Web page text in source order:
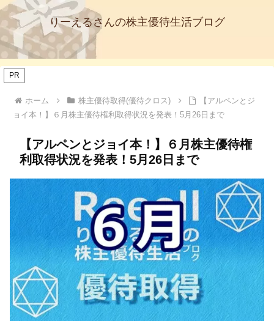
りーえるさんの株主優待生活ブログ
PR
ホーム 株主優待取得(優待クロス)
【アルペンとジ
ョイ本！】６月株主優待権利取得状況を発表！5月26日まで
【アルペンとジョイ本！】６月株主優待権
利取得状況を発表！5月26日まで